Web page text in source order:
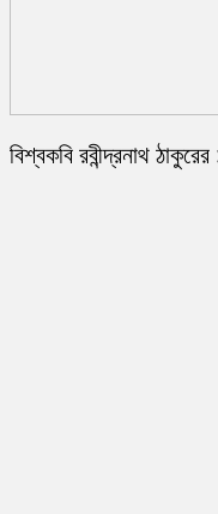
বিশ্বকবি রবীন্দ্রনাথ